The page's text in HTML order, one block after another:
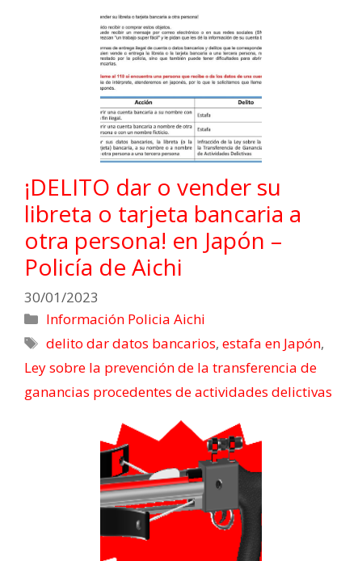
¡DELITO dar o vender su
libreta o tarjeta bancaria a
otra persona! en Japón –
Policía de Aichi
30/01/2023
Información Policia Aichi
delito dar datos bancarios,estafa en Japón,
Ley sobre la prevención de la transferencia de
ganancias procedentes de actividades delictivas